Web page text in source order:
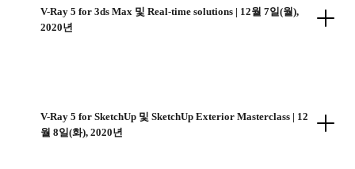
V-Ray 5 for 3ds Max 및 Real-time solutions | 12월 7일(월),
2020년
V-Ray 5 for SketchUp 및 SketchUp Exterior Masterclass | 12
월 8일(화), 2020년